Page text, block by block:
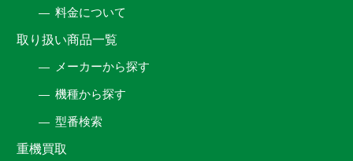
料金について
取り扱い商品一覧
メーカーから探す
機種から探す
型番検索
重機買取